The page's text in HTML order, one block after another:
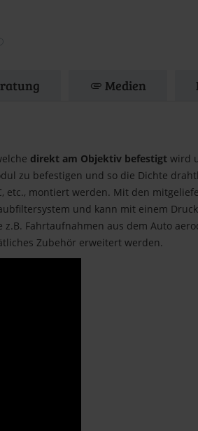
Medien
direkt am Objektiv befestigt wird
zu befestigen und so die Dichte
etc., montiert werden. Mit den
und kann mit einem
Fahrtaufnahmen aus dem Auto
Zubehör erweitert werden.